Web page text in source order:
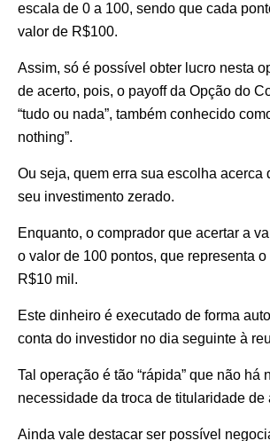
escala de 0 a 100, sendo que cada
valor de R$100.
Assim, só é possível obter lucro nesta
de acerto, pois, o payoff da Opção do
“tudo ou nada”, também conhecido
nothing”.
Ou seja, quem erra sua escolha acerca
seu investimento zerado.
Enquanto, o comprador que acertar a
o valor de 100 pontos, que representa
R$10 mil.
Este dinheiro é executado de forma
conta do investidor no dia seguinte à
Tal operação é tão “rápida” que não há
necessidade da troca de titularidade de
Ainda vale destacar ser possível